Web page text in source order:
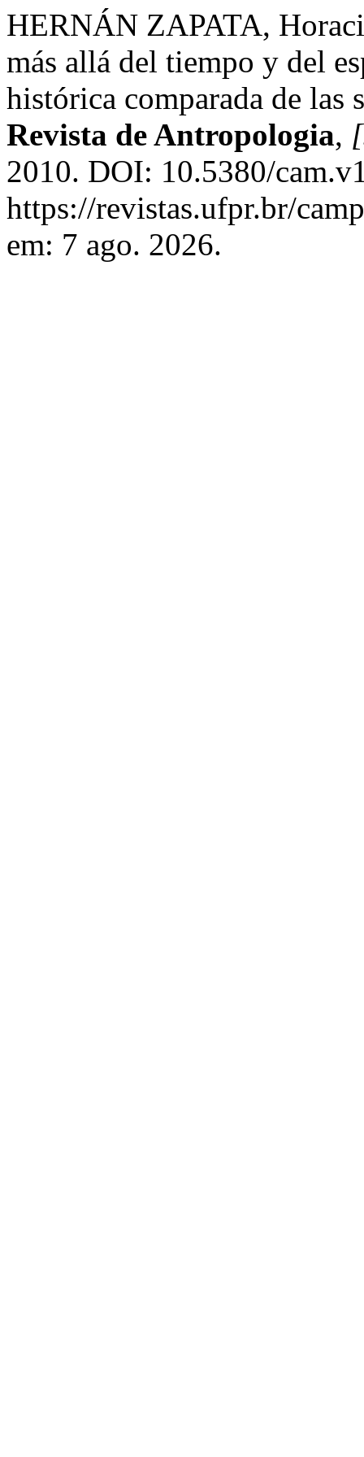
HERNÁN ZAPATA,
más allá del tiempo y del
histórica comparada de las
Revista de Antropologia,
2010. DOI: 10.5380/
https://revistas.ufpr.br/
em: 7 ago. 2026.